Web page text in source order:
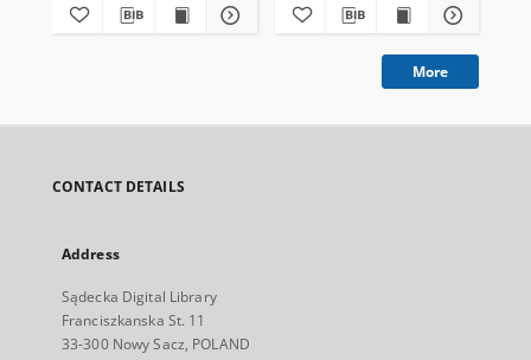
More
CONTACT DETAILS
Address
Sądecka Digital Library
Franciszkanska St. 11
33-300 Nowy Sacz, POLAND